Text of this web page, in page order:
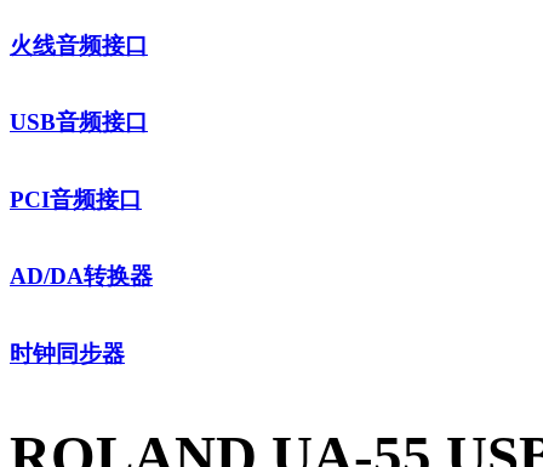
火线音频接口
USB音频接口
PCI音频接口
AD/DA转换器
时钟同步器